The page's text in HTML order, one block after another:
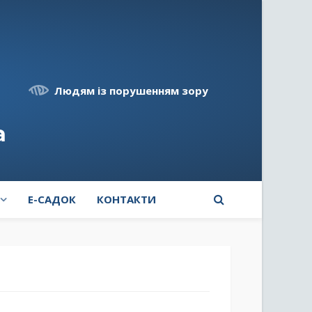
Людям із порушенням зору
E-САДОК КОНТАКТИ